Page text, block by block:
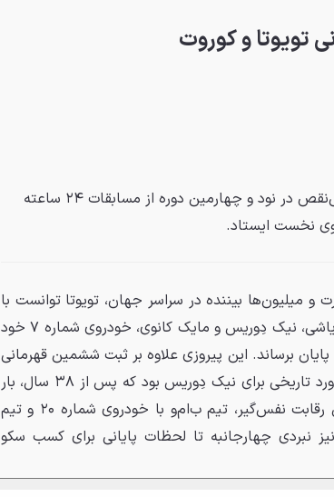
تیم تویوتا ریسینگ با اجرای یک استراتژی بی‌نقص در نود و چهارمین دوره از مسابقات ۲۴ ساعته
نخست ایستاد.
میلیون‌ها بیننده در سراسر جهان، تویوتا توانست با
عملکرد درخشان رانندگان خود، کامویی کوبایاشی، نیک دِوریس و مایک کانوی، خودروی شماره ۷ خود
برساند. این پیروزی علاوه بر ثبت ششمین قهرمانی
برای تویوتا و برابری با رکورد بنتلی، یک دستاورد تاریخی برای نیک دِوریس بود که پس از ۳۸ سال، بار
دیگر هلندی‌ها را بر قله لمان نشاند. در این رقابت نفس‌گیر، تیم ب‌ام‌و با خودروی شماره ۲۰ و تیم
کادیلاک هرتز جوتا با خودروی شماره ۱۲ نیز نبردی چهارجانبه تا لحظات پایانی برای کسب سکو